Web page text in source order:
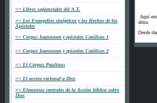
=> Libros sapienciales del A.T.
=> Los Evangelios sinópticos y los Hechos de los
Apóstoles
=> Corpus Ioanneum y epístolas Católicas 1
=> Corpus Ioanneum y epístolas Católicas 2
=> El Corpus Paulinus
=> El acceso racional a Dios
=> Elementos centrales de la Acción bíblica sobre
Dios
Aquí
alma.
Desde